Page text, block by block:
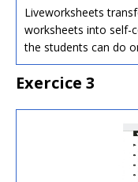
Liveworksheets
worksheets into self-
the students can do
Exercice 3